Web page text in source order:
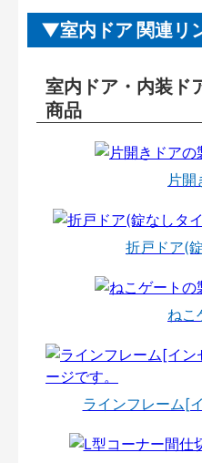
室内ドア 関連リ
室内ドア・内装ド
商品
片開
折戸ドア(
ねこ
ラインフレーム[